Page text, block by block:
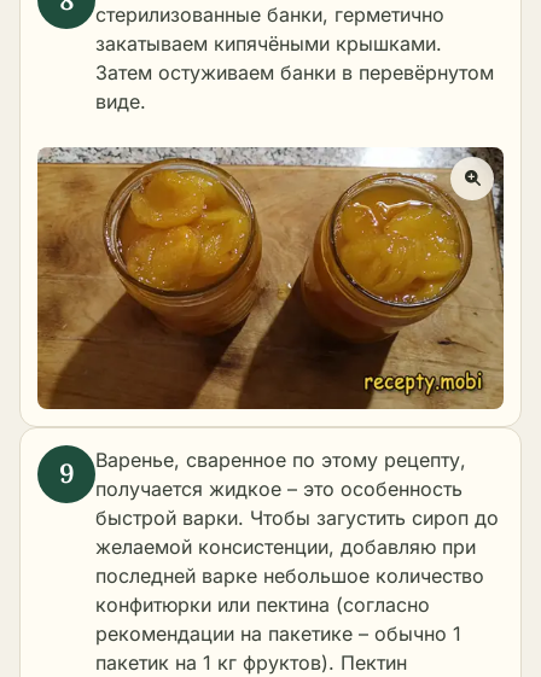
стерилизованные банки, герметично
закатываем кипячёными крышками.
Затем остуживаем банки в перевёрнутом
виде.
Варенье, сваренное по этому рецепту,
получается жидкое – это особенность
быстрой варки. Чтобы загустить сироп до
желаемой консистенции, добавляю при
последней варке небольшое количество
конфитюрки или пектина (согласно
рекомендации на пакетике – обычно 1
пакетик на 1 кг фруктов). Пектин